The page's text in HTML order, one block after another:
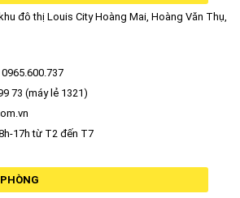
đô thị Louis City Hoàng Mai, Hoàng Văn Thụ,
73 (máy lẻ 1321)
17h từ T2 đến T7